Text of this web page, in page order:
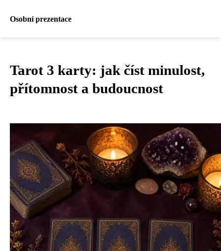
Osobní prezentace
Tarot 3 karty: jak číst minulost,
přítomnost a budoucnost